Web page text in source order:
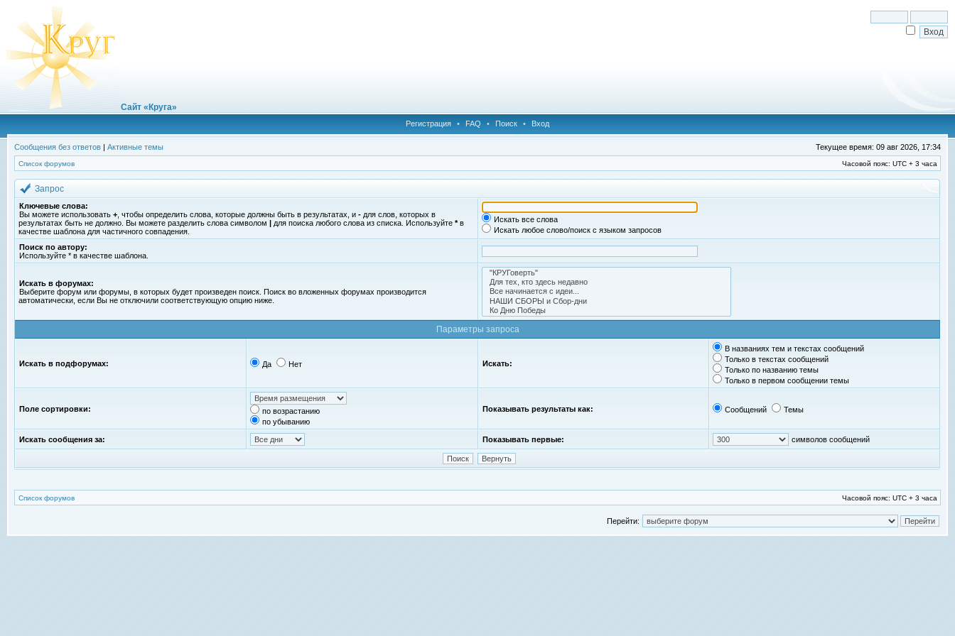
Сайт «Круга»
Регистрация • FAQ • Поиск • Вход
Сообщения без ответов | Активные темы Текущее время: 09 авг 2026, 17:34
Список форумов Часовой пояс: UTC + 3 часа
Запрос
Ключевые слова:
Вы можете использовать + , чтобы определить слова, которые должны быть в результатах, и - для слов, которых в
результатах быть не должно. Вы можете разделить слова символом | для поиска любого слова из списка. Используйте *в
качестве шаблона для частичного совпадения.
Искать все слова
Искать любое слово/поиск с языком запросов
Поиск по автору:
Используйте * в качестве шаблона.
Искать в форумах:
Выберите форум или форумы, в которых будет произведен поиск. Поиск во вложенных форумах производится
автоматически, если Вы не отключили соответствующую опцию ниже.
Параметры запроса
Искать в подфорумах: Да Нет Искать:
В названиях тем и текстах сообщений
Только в текстах сообщений
Только по названию темы
Только в первом сообщении темы
Поле сортировки:
по возрастанию
по убыванию
Показывать результаты как: Сообщений Темы
Искать сообщения за: Показывать первые: символов сообщений
Список форумов Часовой пояс: UTC + 3 часа
Перейти: